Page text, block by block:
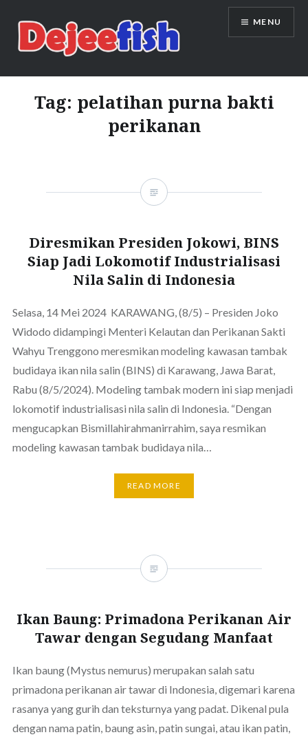
content
DEJEEFISH | PRODUSEN BENIH
IKAN BERKUALITAS INDONESIA
MENU
Tag: pelatihan purna bakti
perikanan
Diresmikan Presiden Jokowi, BINS
Siap Jadi Lokomotif Industrialisasi
Nila Salin di Indonesia
Selasa, 14 Mei 2024 KARAWANG, (8/5) – Presiden Joko
Widodo didampingi Menteri Kelautan dan Perikanan Sakti
Wahyu Trenggono meresmikan modeling kawasan tambak
budidaya ikan nila salin (BINS) di Karawang, Jawa Barat,
Rabu (8/5/2024). Modeling tambak modern ini siap menjadi
lokomotif industrialisasi nila salin di Indonesia. “Dengan
mengucapkan Bismillahirahmanirrahim, saya resmikan
modeling kawasan tambak budidaya nila…
READ MORE
Ikan Baung: Primadona Perikanan Air
Tawar dengan Segudang Manfaat
Ikan baung (Mystus nemurus) merupakan salah satu
primadona perikanan air tawar di Indonesia, digemari karena
rasanya yang gurih dan teksturnya yang padat. Dikenal pula
dengan nama patin, baung asin, patin sungai, atau ikan patin,